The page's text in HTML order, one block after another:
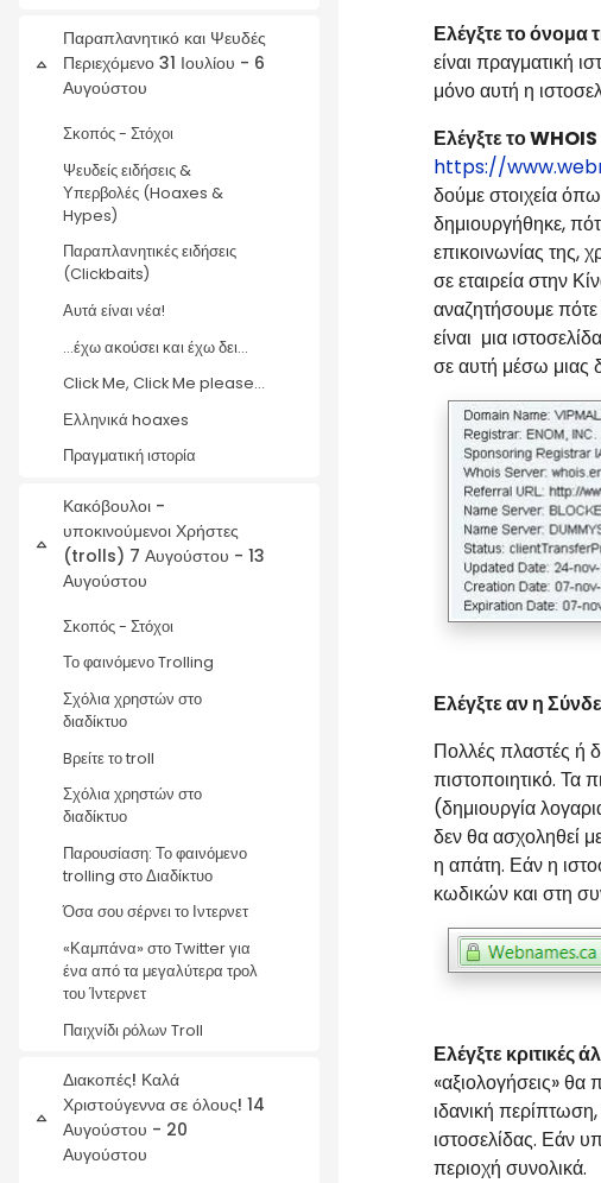
Σύμπτυξη
Παραπλανητικό και Ψευδές
Περιεχόμενο 31 Ιουλίου - 6
Αυγούστου
Σκοπός - Στόχοι
Ψευδείς ειδήσεις &
Υπερβολές (Hoaxes &
Hypes)
Παραπλανητικές ειδήσεις
(Clickbaits)
Αυτά είναι νέα!
...έχω ακούσει και έχω δει...
Click Me, Click Me please...
Ελληνικά hoaxes
Πραγματική ιστορία
Σύμπτυξη
Κακόβουλοι -
υποκινούμενοι Χρήστες
(trolls) 7 Αυγούστου - 13
Αυγούστου
Σκοπός - Στόχοι
Το φαινόμενο Trolling
Σχόλια χρηστών στο
διαδίκτυο
Bρείτε το troll
Σχόλια χρηστών στο
διαδίκτυο
Παρουσίαση: Το φαινόμενο
trolling στο Διαδίκτυο
Όσα σου σέρνει το Ιντερνετ
«Καμπάνα» στο Twitter για
ένα από τα μεγαλύτερα τρολ
του Ίντερνετ
Παιχνίδι ρόλων Troll
Σύμπτυξη
Διακοπές! Καλά
Χριστούγεννα σε όλους! 14
Αυγούστου - 20
Αυγούστου
Ελέγξτε το όνομα
είναι πραγματική
μόνο αυτή η
Ελέγξτε το WHOIS
https://
δούμε στοιχεία
δημιουργήθηκε,
επικοινωνίας της,
σε εταιρεία στην
αναζητήσουμε
είναι μια
σε αυτή μέσω μιας
Ελέγξτε αν η
Πολλές πλαστές ή
πιστοποιητικό. Τα
(δημιουργία
δεν θα ασχοληθεί
η απάτη. Εάν η
κωδικών και στη
Ελέγξτε
«αξιολογήσεις»
ιδανική
ιστοσελίδας. Εάν
περιοχή συνολικά.